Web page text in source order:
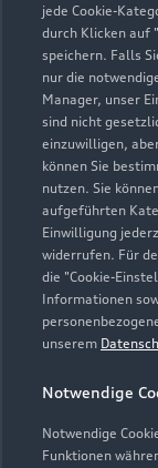
jede Cookie-
durch Klicken auf
speichern. Falls
nur die
Manager, unser
sind nicht
einzuwilligen,
können Sie
nutzen. Sie
aufgeführten
Einwilligung
widerrufen. Für
die "Cookie-
Informationen
unserem
Notwendige
Notwendige
Funktionen
Zu den Rädern